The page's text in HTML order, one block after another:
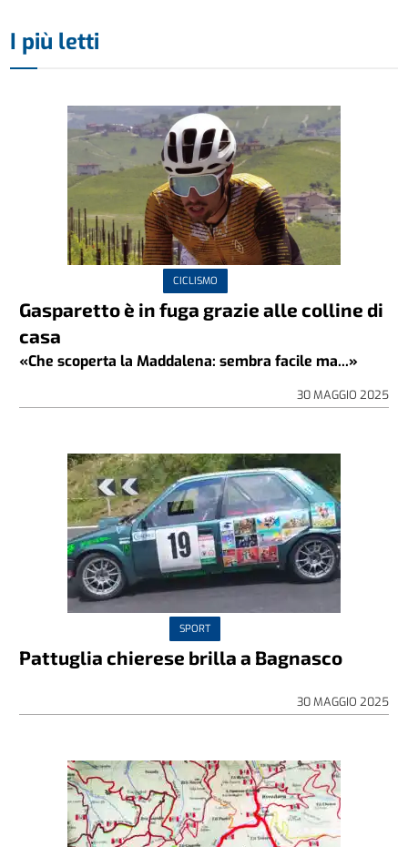
I più letti
CICLISMO
Gasparetto è in fuga grazie alle colline di
casa
«Che scoperta la Maddalena: sembra facile ma...»
30 MAGGIO 2025
SPORT
Pattuglia chierese brilla a Bagnasco
30 MAGGIO 2025